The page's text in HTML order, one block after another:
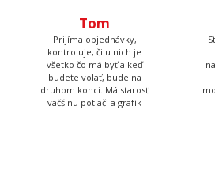
všetko čo má byť a keď
budete volať, bude na
druhom konci. Má starosť
väčšinu potlačí a grafík